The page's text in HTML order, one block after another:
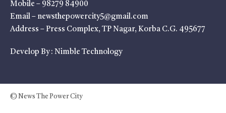
Mobile – 98279 84900
Email – newsthepowercity5@gmail.com
Address – Press Complex, TP Nagar, Korba C.G. 495677
Develop By : Nimble Technology
© News The Power City